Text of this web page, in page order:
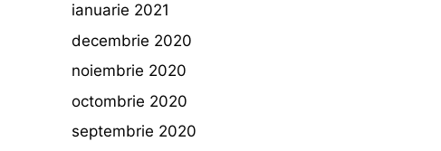
ianuarie 2021
decembrie 2020
noiembrie 2020
octombrie 2020
septembrie 2020